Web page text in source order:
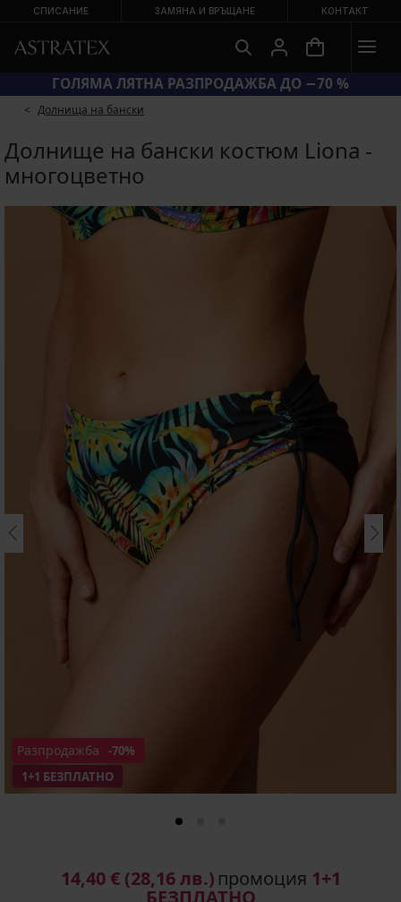
СПИСАНИЕ ЗАМЯНА И ВРЪЩАНЕ КОНТАКТ
КОД BRA20 = СУТИЕНИ −20 %
Долнища на бански
Долнище на бански костюм Liona -
многоцветно
1+1 БЕЗПЛАТНО
Разпродажба -70%
14,40 € (28,16 лв.) промоция 1+1
БЕЗПЛАТНО